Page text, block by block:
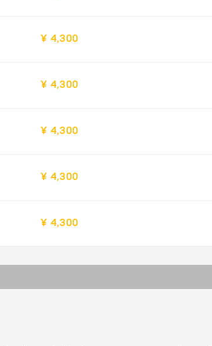
¥ 4,300
¥ 4,300
¥ 4,300
¥ 4,300
¥ 4,300